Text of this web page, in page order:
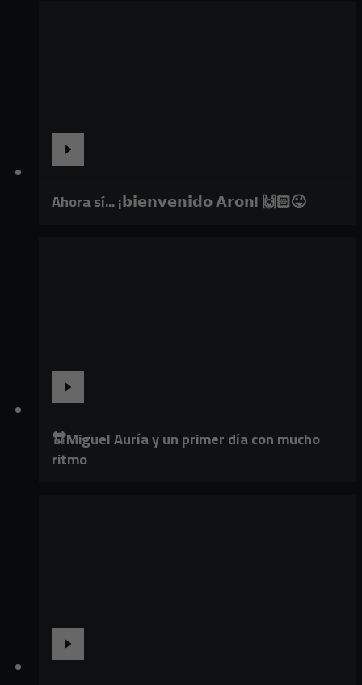
Ahora sí... ¡𝗯𝗶𝗲𝗻𝘃𝗲𝗻𝗶𝗱𝗼 𝗔𝗿𝗼𝗻! 🙌🏻😜
🔛Miguel Auría y un primer día con mucho
ritmo